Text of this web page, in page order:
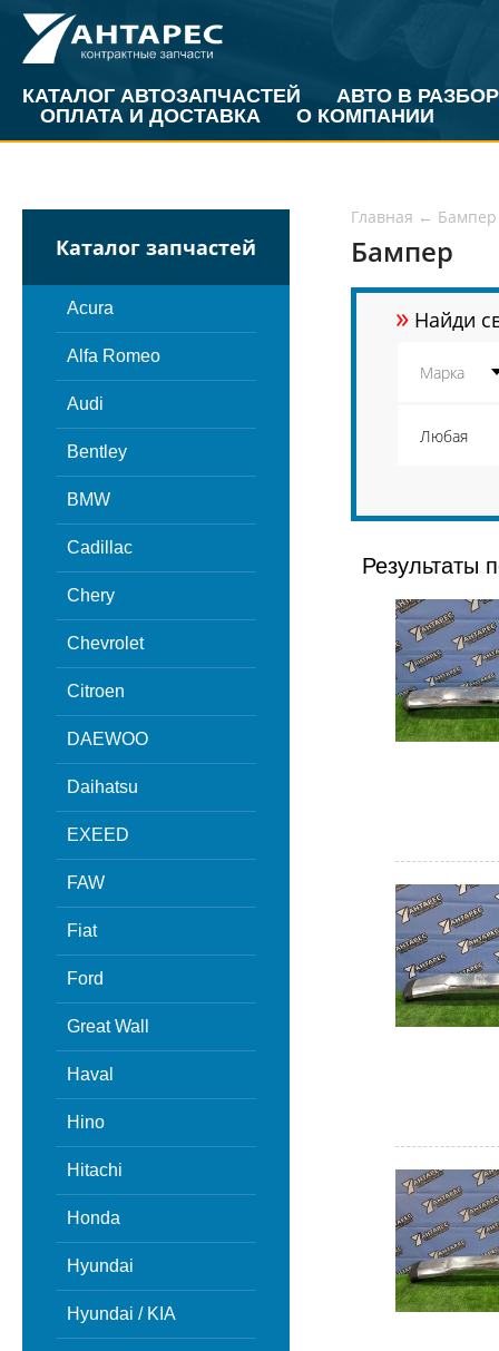
КАТАЛОГ АВТОЗАПЧАСТЕЙ
АВТО В РАЗБОР
ОПЛАТА И ДОСТАВКА
О КОМПАНИИ
Каталог запчастей
Acura
Alfa Romeo
Audi
Bentley
BMW
Cadillac
Chery
Chevrolet
Citroen
DAEWOO
Daihatsu
EXEED
FAW
Fiat
Ford
Great Wall
Haval
Hino
Hitachi
Honda
Hyundai
Hyundai / KIA
Главная ← Бампер
Бампер
» Найди
Результаты